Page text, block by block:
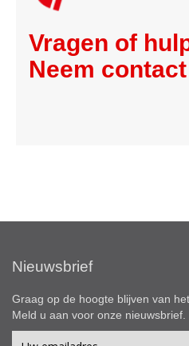
Vragen of
Neem
Nieuwsbrief
Graag op de hoogte blijven van
Meld u aan voor onze nieuwsbrief.